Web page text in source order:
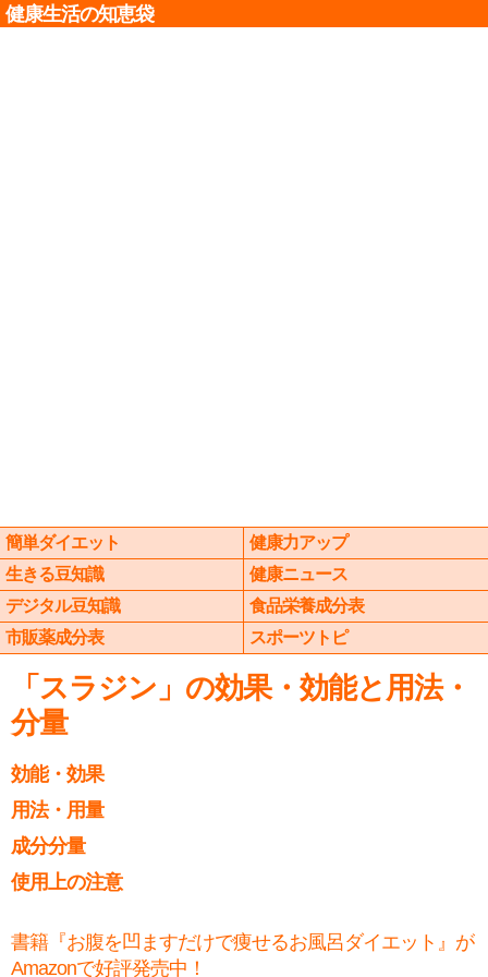
健康生活の知恵袋
簡単ダイエット
健康力アップ
生きる豆知識
健康ニュース
デジタル豆知識
食品栄養成分表
市販薬成分表
スポーツトピ
「スラジン」の効果・効能と用法・
分量
効能・効果
用法・用量
成分分量
使用上の注意
書籍『お腹を凹ますだけで痩せるお風呂ダイエット』が
Amazonで好評発売中！